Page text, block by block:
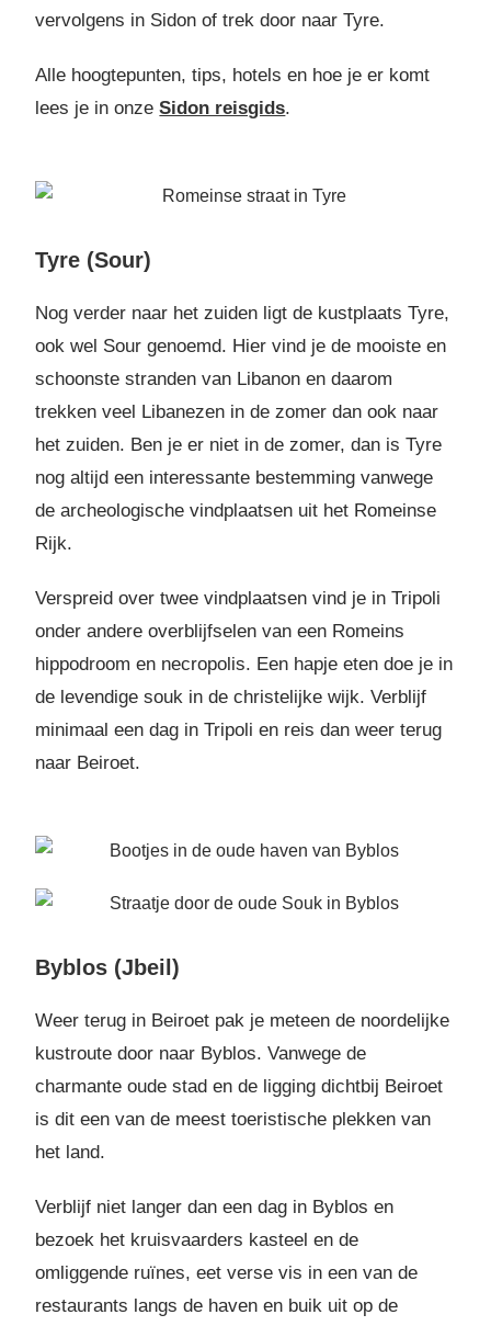
vervolgens in Sidon of trek door naar Tyre.
Alle hoogtepunten, tips, hotels en hoe je er komt
lees je in onzeSidon reisgids.
Tyre (Sour)
Nog verder naar het zuiden ligt de kustplaats Tyre,
ook wel Sour genoemd. Hier vind je de mooiste en
schoonste stranden van Libanon en daarom
trekken veel Libanezen in de zomer dan ook naar
het zuiden. Ben je er niet in de zomer, dan is Tyre
nog altijd een interessante bestemming vanwege
de archeologische vindplaatsen uit het Romeinse
Rijk.
Verspreid over twee vindplaatsen vind je in Tripoli
onder andere overblijfselen van een Romeins
hippodroom en necropolis. Een hapje eten doe je in
de levendige souk in de christelijke wijk. Verblijf
minimaal een dag in Tripoli en reis dan weer terug
naar Beiroet.
Byblos (Jbeil)
Weer terug in Beiroet pak je meteen de noordelijke
kustroute door naar Byblos. Vanwege de
charmante oude stad en de ligging dichtbij Beiroet
is dit een van de meest toeristische plekken van
het land.
Verblijf niet langer dan een dag in Byblos en
bezoek het kruisvaarders kasteel en de
omliggende ruïnes, eet verse vis in een van de
restaurants langs de haven en buik uit op de